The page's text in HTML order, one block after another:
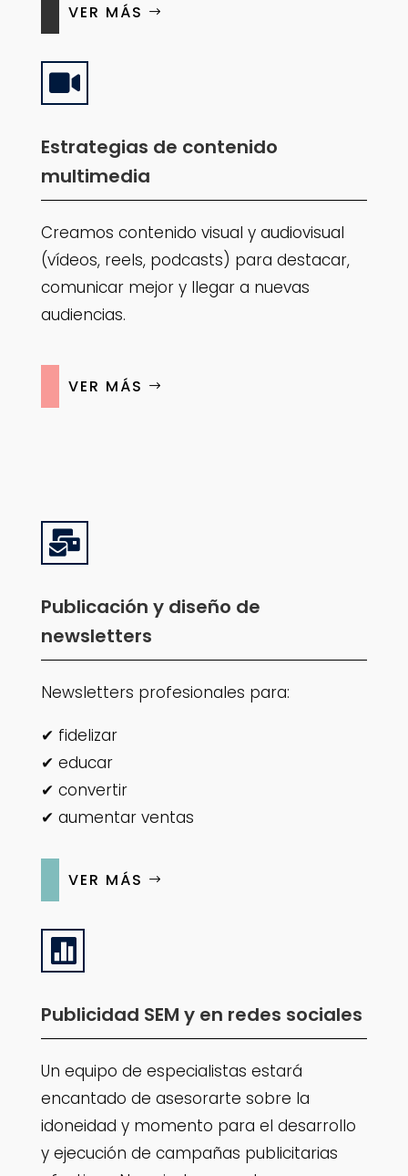
VER MÁS

Estrategias de contenido
multimedia
Creamos contenido visual y audiovisual
(vídeos, reels, podcasts) para destacar,
comunicar mejor y llegar a nuevas
audiencias.
VER MÁS

Publicación y diseño de
newsletters
Newsletters profesionales para:
✔ fidelizar
✔ educar
✔ convertir
✔ aumentar ventas
VER MÁS

Publicidad SEM y en redes sociales
Un equipo de especialistas estará
encantado de asesorarte sobre la
idoneidad y momento para el desarrollo
y ejecución de campañas publicitarias